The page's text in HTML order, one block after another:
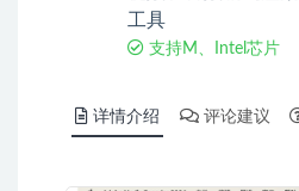
工具
支持M、Intel芯片
详情介绍 评论建议